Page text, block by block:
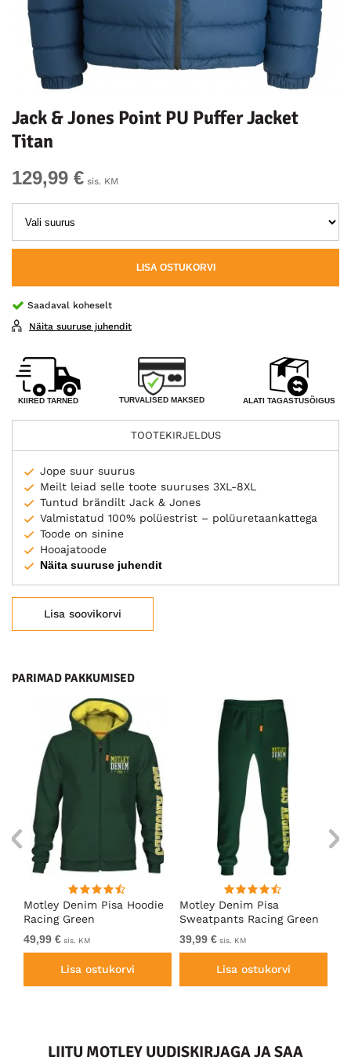
Jack & Jones Point PU Puffer Jacket
Titan
129,99 € sis. KM
LISA OSTUKORVI
Saadaval koheselt
Näita suuruse juhendit
KIIRED TARNED TURVALISED MAKSED ALATI TAGASTUSÕIGUS
TOOTEKIRJELDUS
Jope suur suurus
Meilt leiad selle toote suuruses 3XL-8XL
Tuntud brändilt Jack & Jones
Valmistatud 100% polüestrist – polüuretaankattega
Toode on sinine
Hooajatoode
Näita suuruse juhendit
Lisa soovikorvi
PARIMAD PAKKUMISED
Motley Denim Pisa Hoodie
Racing Green
49,99 € sis. KM
Lisa ostukorvi
Motley Denim Pisa
Sweatpants Racing Green
39,99 € sis. KM
Lisa ostukorvi
LIITU MOTLEY UUDISKIRJAGA JA SAA